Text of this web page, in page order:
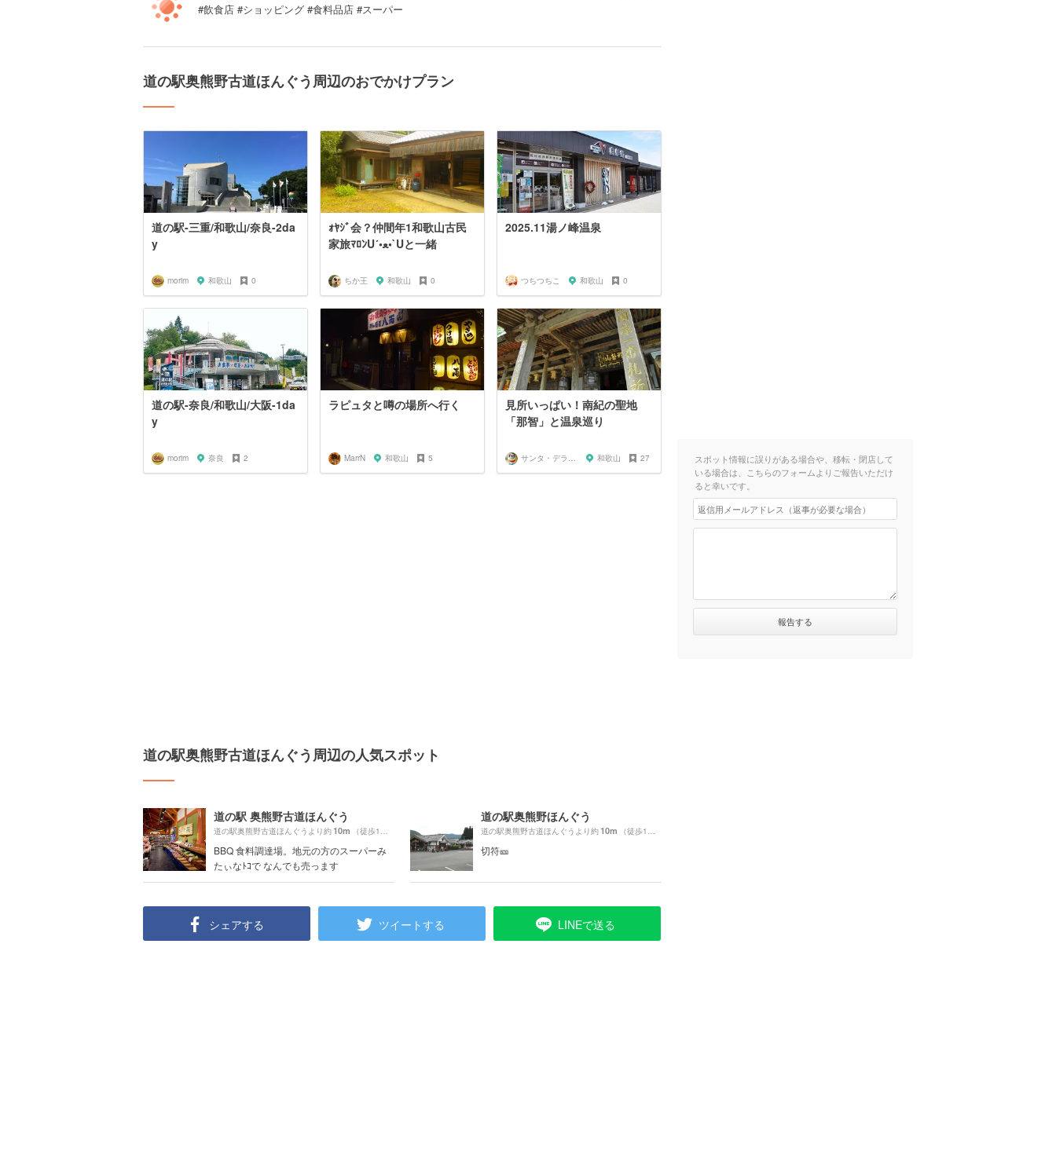
#飲食店 #ショッピング #食料品店 #スーパー
道の駅奥熊野古道ほんぐう周辺のおでかけプラン
道の駅-三重/和歌山/奈良-2da
y
morim 和歌山 0
ｫﾔｼﾞ会？仲間年1和歌山古民
家旅ﾏﾛﾝU´•ﻌ•`Uと一緒
ちか王 和歌山 0
2025.11湯ノ峰温泉
つちつちこ 和歌山 0
道の駅-奈良/和歌山/大阪-1da
y
morim 奈良 2
ラピュタと噂の場所へ行く
MarrN 和歌山 5
見所いっぱい！南紀の聖地
「那智」と温泉巡り
サンタ・デラックス 和歌山 27
道の駅奥熊野古道ほんぐう周辺の人気スポット
道の駅 奥熊野古道ほんぐう
道の駅奥熊野古道ほんぐうより約10m （徒歩1分）
BBQ 食料調達場。地元の方のスーパーみ
たぃなﾄｺで なんでも売っます
道の駅奥熊野ほんぐう
道の駅奥熊野古道ほんぐうより約10m （徒歩1分）
切符🎫
シェアする ツイートする LINEで送る
スポット情報に誤りがある場合や、移転・閉店して
いる場合は、こちらのフォームよりご報告いただけ
ると幸いです。